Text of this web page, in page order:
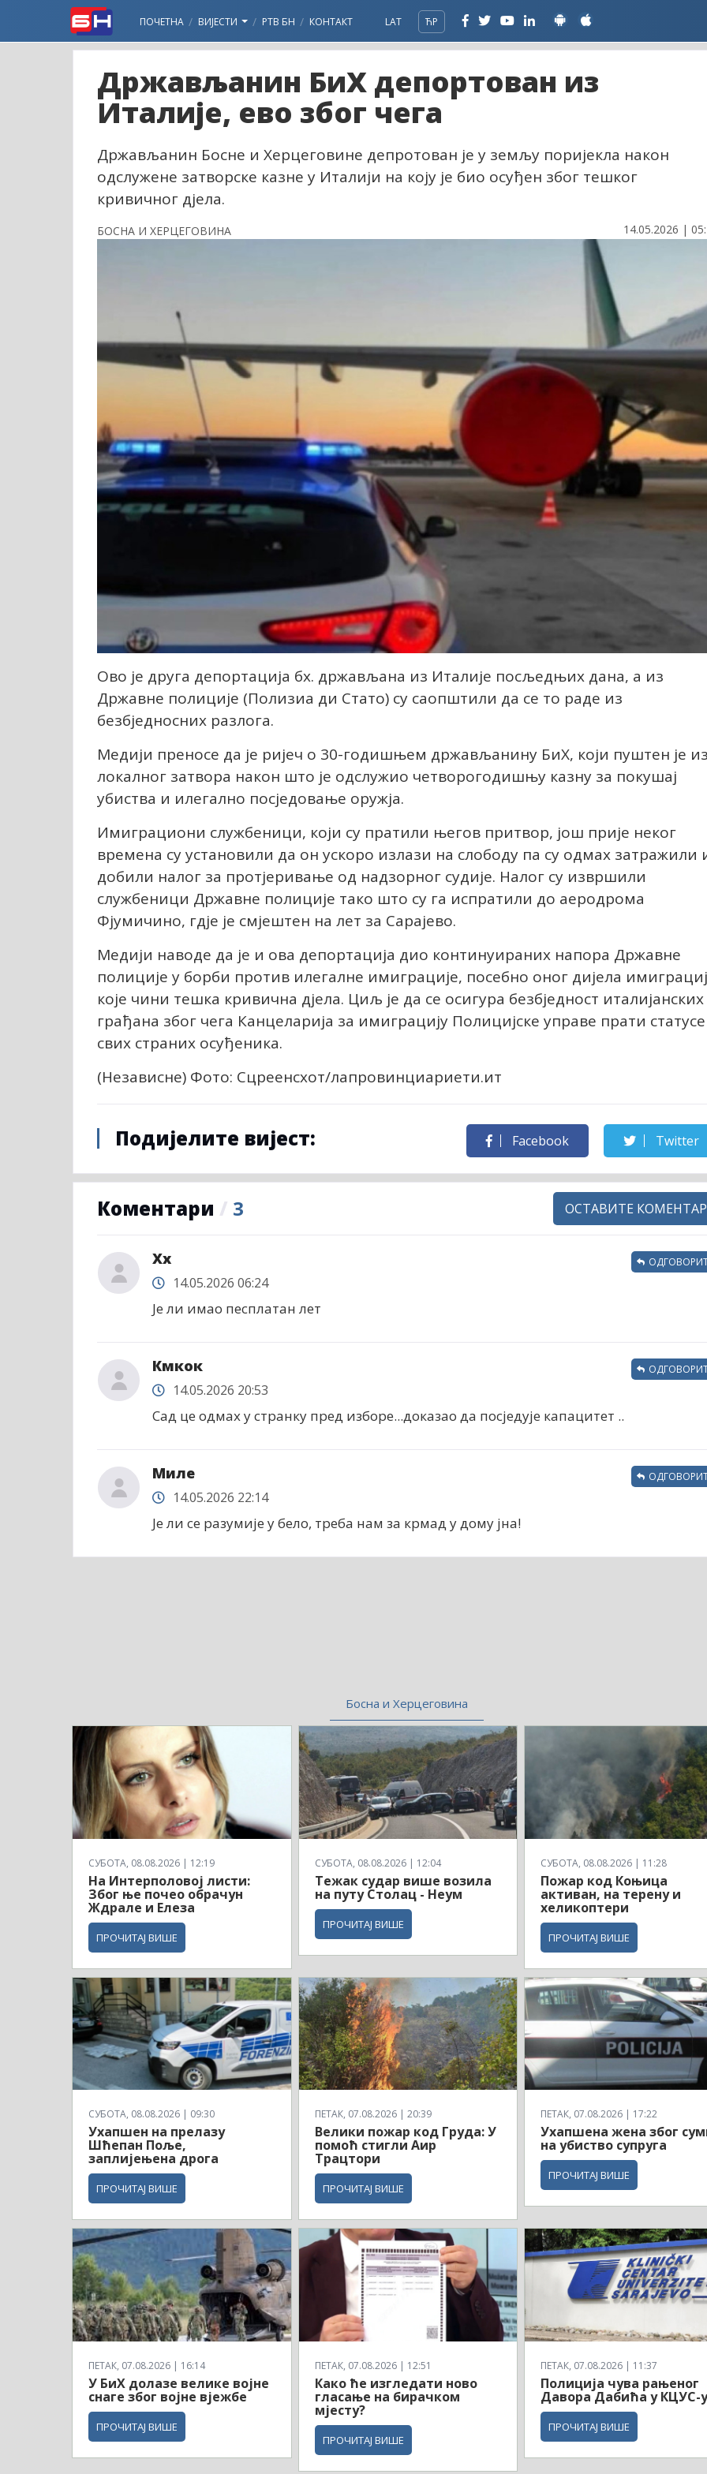
ПОЧЕТНА ВИЈЕСТИ РТВ БН КОНТАКТ LAT ЋР
Држављанин БиХ депортован из
Италије, ево због чега
Држављанин Босне и Херцеговине депротован је у земљу поријекла након
одслужене затворске казне у Италији на коју је био осуђен због тешког
кривичног дјела.
БОСНА И ХЕРЦЕГОВИНА 14.05.2026 |
Ово је друга депортација бх. држављана из Италије посљедњих дана, а из
Државне полиције (Полизиа ди Стато) су саопштили да се то раде из
безбједносних разлога.
Медији преносе да је ријеч о 30-годишњем држављанину БиХ, који пуштен је
локалног затвора након што је одслужио четворогодишњу казну за покушај
убиства и илегално посједовање оружја.
Имиграциони службеници, који су пратили његов притвор, још прије неког
времена су установили да он ускоро излази на слободу па су одмах затражили
добили налог за протјеривање од надзорног судије. Налог су извршили
службеници Државне полиције тако што су га испратили до аеродрома
Фјумичино, гдје је смјештен на лет за Сарајево.
Медији наводе да је и ова депортација дио континуираних напора Државне
полиције у борби против илегалне имиграције, посебно оног дијела
које чини тешка кривична дјела. Циљ је да се осигура безбједност италијанских
грађана због чега Канцеларија за имиграцију Полицијске управе прати статусе
свих страних осуђеника.
(Независне) Фото: Сцреенсхот/лапровинциариети.ит
Подијелите вијест: Facebook Twitter
Коментари / 3 ОСТАВИТЕ КОМЕНТАР
Xx
14.05.2026 06:24
Је ли имао песплатан лет
Кмкок
14.05.2026 20:53
Сад це одмах у странку пред изборе...доказао да посједује капацитет ..
Миле
14.05.2026 22:14
Је ли се разумије у бело, треба нам за крмад у дому јна!
Босна и Херцеговина
СУБОТА, 08.08.2026 | 12:19
На Интерполовој листи:
Због ње почео обрачун
Ждрале и Елеза
ПРОЧИТАЈ ВИШЕ
СУБОТА, 08.08.2026 | 12:04
Тежак судар више возила
на путу Столац - Неум
ПРОЧИТАЈ ВИШЕ
СУБОТА, 08.08.2026 | 11:28
Пожар код Коњица
активан, на терену и
хеликоптери
ПРОЧИТАЈ ВИШЕ
СУБОТА, 08.08.2026 | 09:30
Ухапшен на прелазу
Шћепан Поље,
заплијењена дрога
ПРОЧИТАЈ ВИШЕ
ПЕТАК, 07.08.2026 | 20:39
Велики пожар код Груда: У
помоћ стигли Аир
Трацтори
ПРОЧИТАЈ ВИШЕ
ПЕТАК, 07.08.2026 | 17:22
Ухапшена жена због
на убиство супруга
ПРОЧИТАЈ ВИШЕ
ПЕТАК, 07.08.2026 | 16:14
У БиХ долазе велике војне
снаге због војне вјежбе
ПРОЧИТАЈ ВИШЕ
ПЕТАК, 07.08.2026 | 12:51
Како ће изгледати ново
гласање на бирачком
мјесту?
ПРОЧИТАЈ ВИШЕ
ПЕТАК, 07.08.2026 | 11:37
Полиција чува рањеног
Давора Дабића у КЦУС-
ПРОЧИТАЈ ВИШЕ